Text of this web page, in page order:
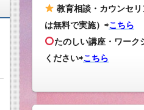
教育相談・カウンセ
は無料で実施）⇨こちら
たのしい講座・ワーク
ください⇨こちら